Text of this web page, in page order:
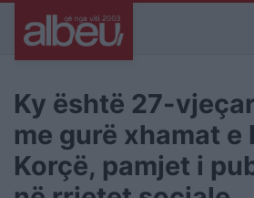
Ky është 27-
me gurë xhamat e
Korçë, pamjet i